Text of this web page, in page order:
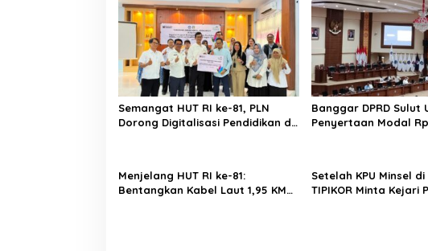
Semangat HUT RI ke-81, PLN
Dorong Digitalisasi Pendidikan di
Banggar DPRD Sulut
Penyertaan Modal
Menjelang HUT RI ke-81:
Bentangkan Kabel Laut 1,95 KMS,
Setelah KPU Minsel
TIPIKOR Minta Kejari